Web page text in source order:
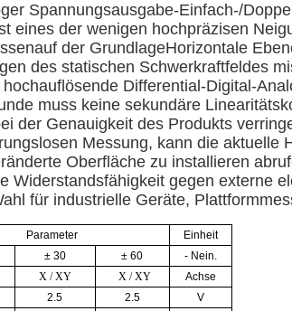
Spannungsausgabe-Einfach-/
eines der wenigen hochpräzisen
auf der GrundlageHorizontale
des statischen Schwerkraftfeldes
Differential-Digital-
muss keine sekundäre
der Genauigkeit des Produkts
Messung, kann die aktuelle
Oberfläche zu installieren
Widerstandsfähigkeit gegen externe
für industrielle Geräte,
Parameter
Einheit
± 30 ± 60
- Nein.
X / XY X / XY
Achse
2.5 2.5
V